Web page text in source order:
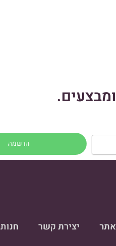
יצירת קשר חנות